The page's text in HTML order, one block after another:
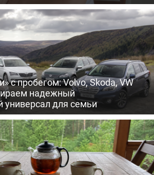
с пробегом: Volvo, Skoda, VW
надежный
универсал для семьи